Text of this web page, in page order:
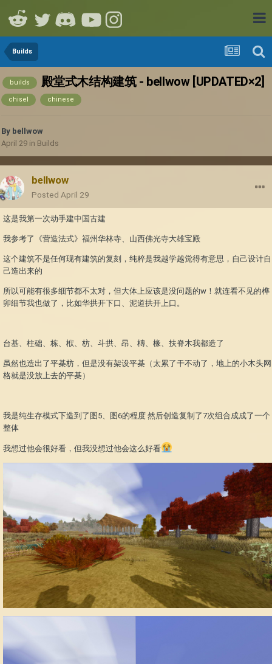
Builds
builds 殿堂式木结构建筑 - bellwow [UPDATED×2]
chisel chinese
By bellwow
April 29 in Builds
bellwow
Posted April 29
这是我第一次动手建中国古建
我参考了《营造法式》福州华林寺、山西佛光寺大雄宝殿
这个建筑不是任何现有建筑的复刻，纯粹是我越学越觉得有意思，自己设计自
己造出来的
所以可能有很多细节都不太对，但大体上应该是没问题的w！就连看不见的榫
卯细节我也做了，比如华拱开下口、泥道拱开上口。
台基、柱础、栋、栿、枋、斗拱、昂、槫、椽、扶脊木我都造了
虽然也造出了平棊枋，但是没有架设平棊（太累了干不动了，地上的小木头网
格就是没放上去的平棊）
我是纯生存模式下造到了图5、图6的程度 然后创造复制了7次组合成成了一个
整体
我想过他会很好看，但我没想过他会这么好看